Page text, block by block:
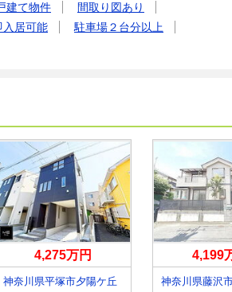
建て物件
間取り図あり
入居可能
駐車場２台分以上
4,275万円
神奈川県平塚市夕陽ケ丘
4,199
神奈川県藤沢